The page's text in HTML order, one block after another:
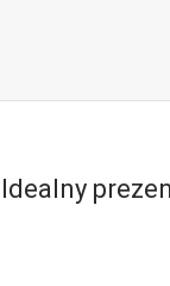
Idealny